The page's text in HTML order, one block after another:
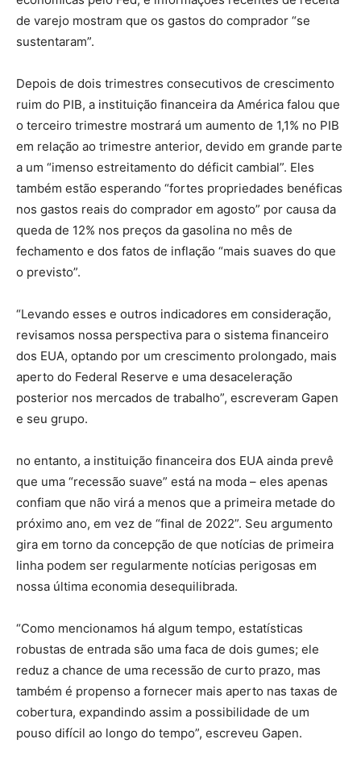
de varejo mostram que os gastos do comprador “se
sustentaram”.
Depois de dois trimestres consecutivos de crescimento
ruim do PIB, a instituição financeira da América falou que
o terceiro trimestre mostrará um aumento de 1,1% no PIB
em relação ao trimestre anterior, devido em grande parte
a um “imenso estreitamento do déficit cambial”. Eles
também estão esperando “fortes propriedades benéficas
nos gastos reais do comprador em agosto” por causa da
queda de 12% nos preços da gasolina no mês de
fechamento e dos fatos de inflação “mais suaves do que
o previsto”.
“Levando esses e outros indicadores em consideração,
revisamos nossa perspectiva para o sistema financeiro
dos EUA, optando por um crescimento prolongado, mais
aperto do Federal Reserve e uma desaceleração
posterior nos mercados de trabalho”, escreveram Gapen
e seu grupo.
no entanto, a instituição financeira dos EUA ainda prevê
que uma “recessão suave” está na moda – eles apenas
confiam que não virá a menos que a primeira metade do
próximo ano, em vez de “final de 2022”. Seu argumento
gira em torno da concepção de que notícias de primeira
linha podem ser regularmente notícias perigosas em
nossa última economia desequilibrada.
“Como mencionamos há algum tempo, estatísticas
robustas de entrada são uma faca de dois gumes; ele
reduz a chance de uma recessão de curto prazo, mas
também é propenso a fornecer mais aperto nas taxas de
cobertura, expandindo assim a possibilidade de um
pouso difícil ao longo do tempo”, escreveu Gapen.